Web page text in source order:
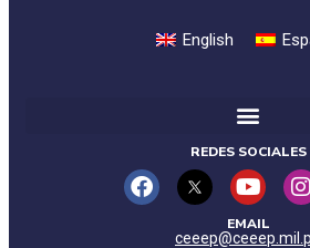
English
REDES SOCIALES
EMAIL